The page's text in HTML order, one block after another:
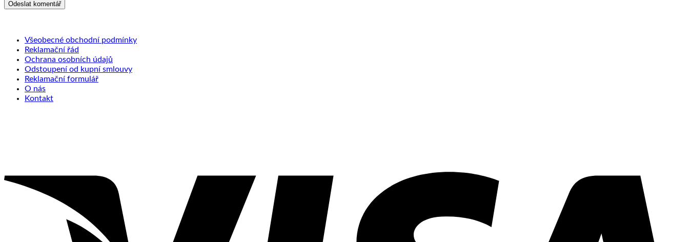
Všeobecné obchodní podmínky
Reklamační řád
Ochrana osobních údajů
Odstoupení od kupní smlouvy
Reklamační formulář
O nás
Kontakt